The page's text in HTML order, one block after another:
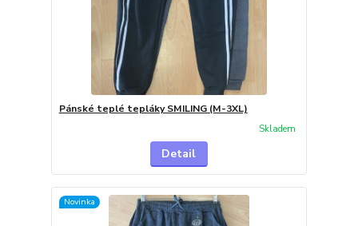
Pánské teplé tepláky SMILING (M-3XL)
Skladem
Detail
Novinka